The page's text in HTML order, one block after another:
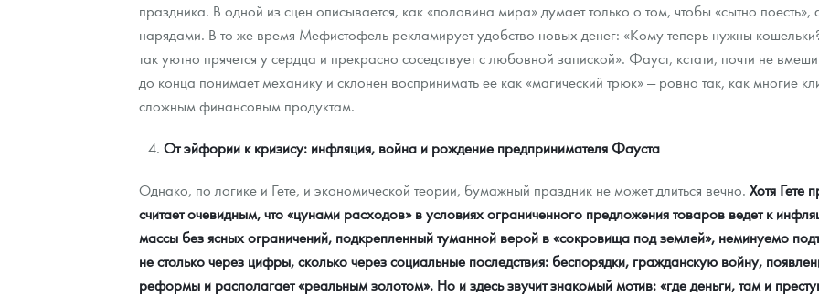
праздника. В одной из сцен описывается, как «половина мира» думает только о том, чтобы «сытно
нарядами. В то же время Мефистофель рекламирует удобство новых денег: «Кому теперь нужны
так уютно прячется у сердца и прекрасно соседствует с любовной запиской». Фауст, кстати, почти не
до конца понимает механику и склонен воспринимать ее как «магический трюк» — ровно так, как многие
сложным финансовым продуктам.
От эйфории к кризису: инфляция, война и рождение предпринимателя Фауста
Однако, по логике и Гете, и экономической теории, бумажный праздник не может длиться вечно. Хотя Гете
считает очевидным, что «цунами расходов» в условиях ограниченного предложения товаров ведет к
массы без ясных ограничений, подкрепленный туманной верой в «сокровища под землей», неминуемо
не столько через цифры, сколько через социальные последствия: беспорядки, гражданскую войну,
реформы и располагает «реальным золотом». Но и здесь звучит знакомый мотив: «где деньги, там и